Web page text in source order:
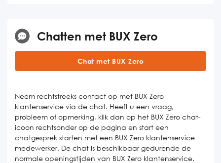
Chatten met BUX Zero
Chat met BUX Zero
Neem rechtstreeks contact op met BUX Zero
klantenservice via de chat. Heeft u een vraag,
probleem of opmerking, klik dan op het BUX Zero chat-
icoon rechtsonder op de pagina en start een
chatgesprek starten met een BUX Zero klantenservice
medewerker. De chat is beschikbaar gedurende de
normale openingstijden van BUX Zero klantenservice.